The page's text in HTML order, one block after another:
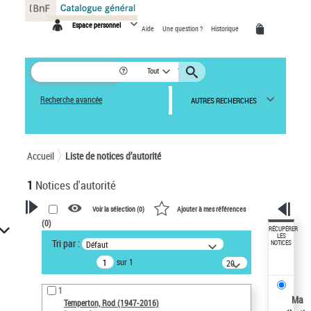
Espace personnel Aide Une question ? Historique
Tout
Recherche avancée AUTRES RECHERCHES
Accueil Liste de notices d’autorité
1 Notices d'autorité
VOTRE RECHERCHE
Recherche avancée dans les
notices d’autorité
Œuvres liées à l'auteur :
Temperton, Rod (1947-2016)
Voir la sélection (0) Ajouter à mes références
(0)
Tri par : Défaut
sur 1
20
résultats/page
1
Temperton, Rod (1947-2016)
RÉCUPÉRER
LES
NOTICES
Ma
Panneau de gestion des cookies